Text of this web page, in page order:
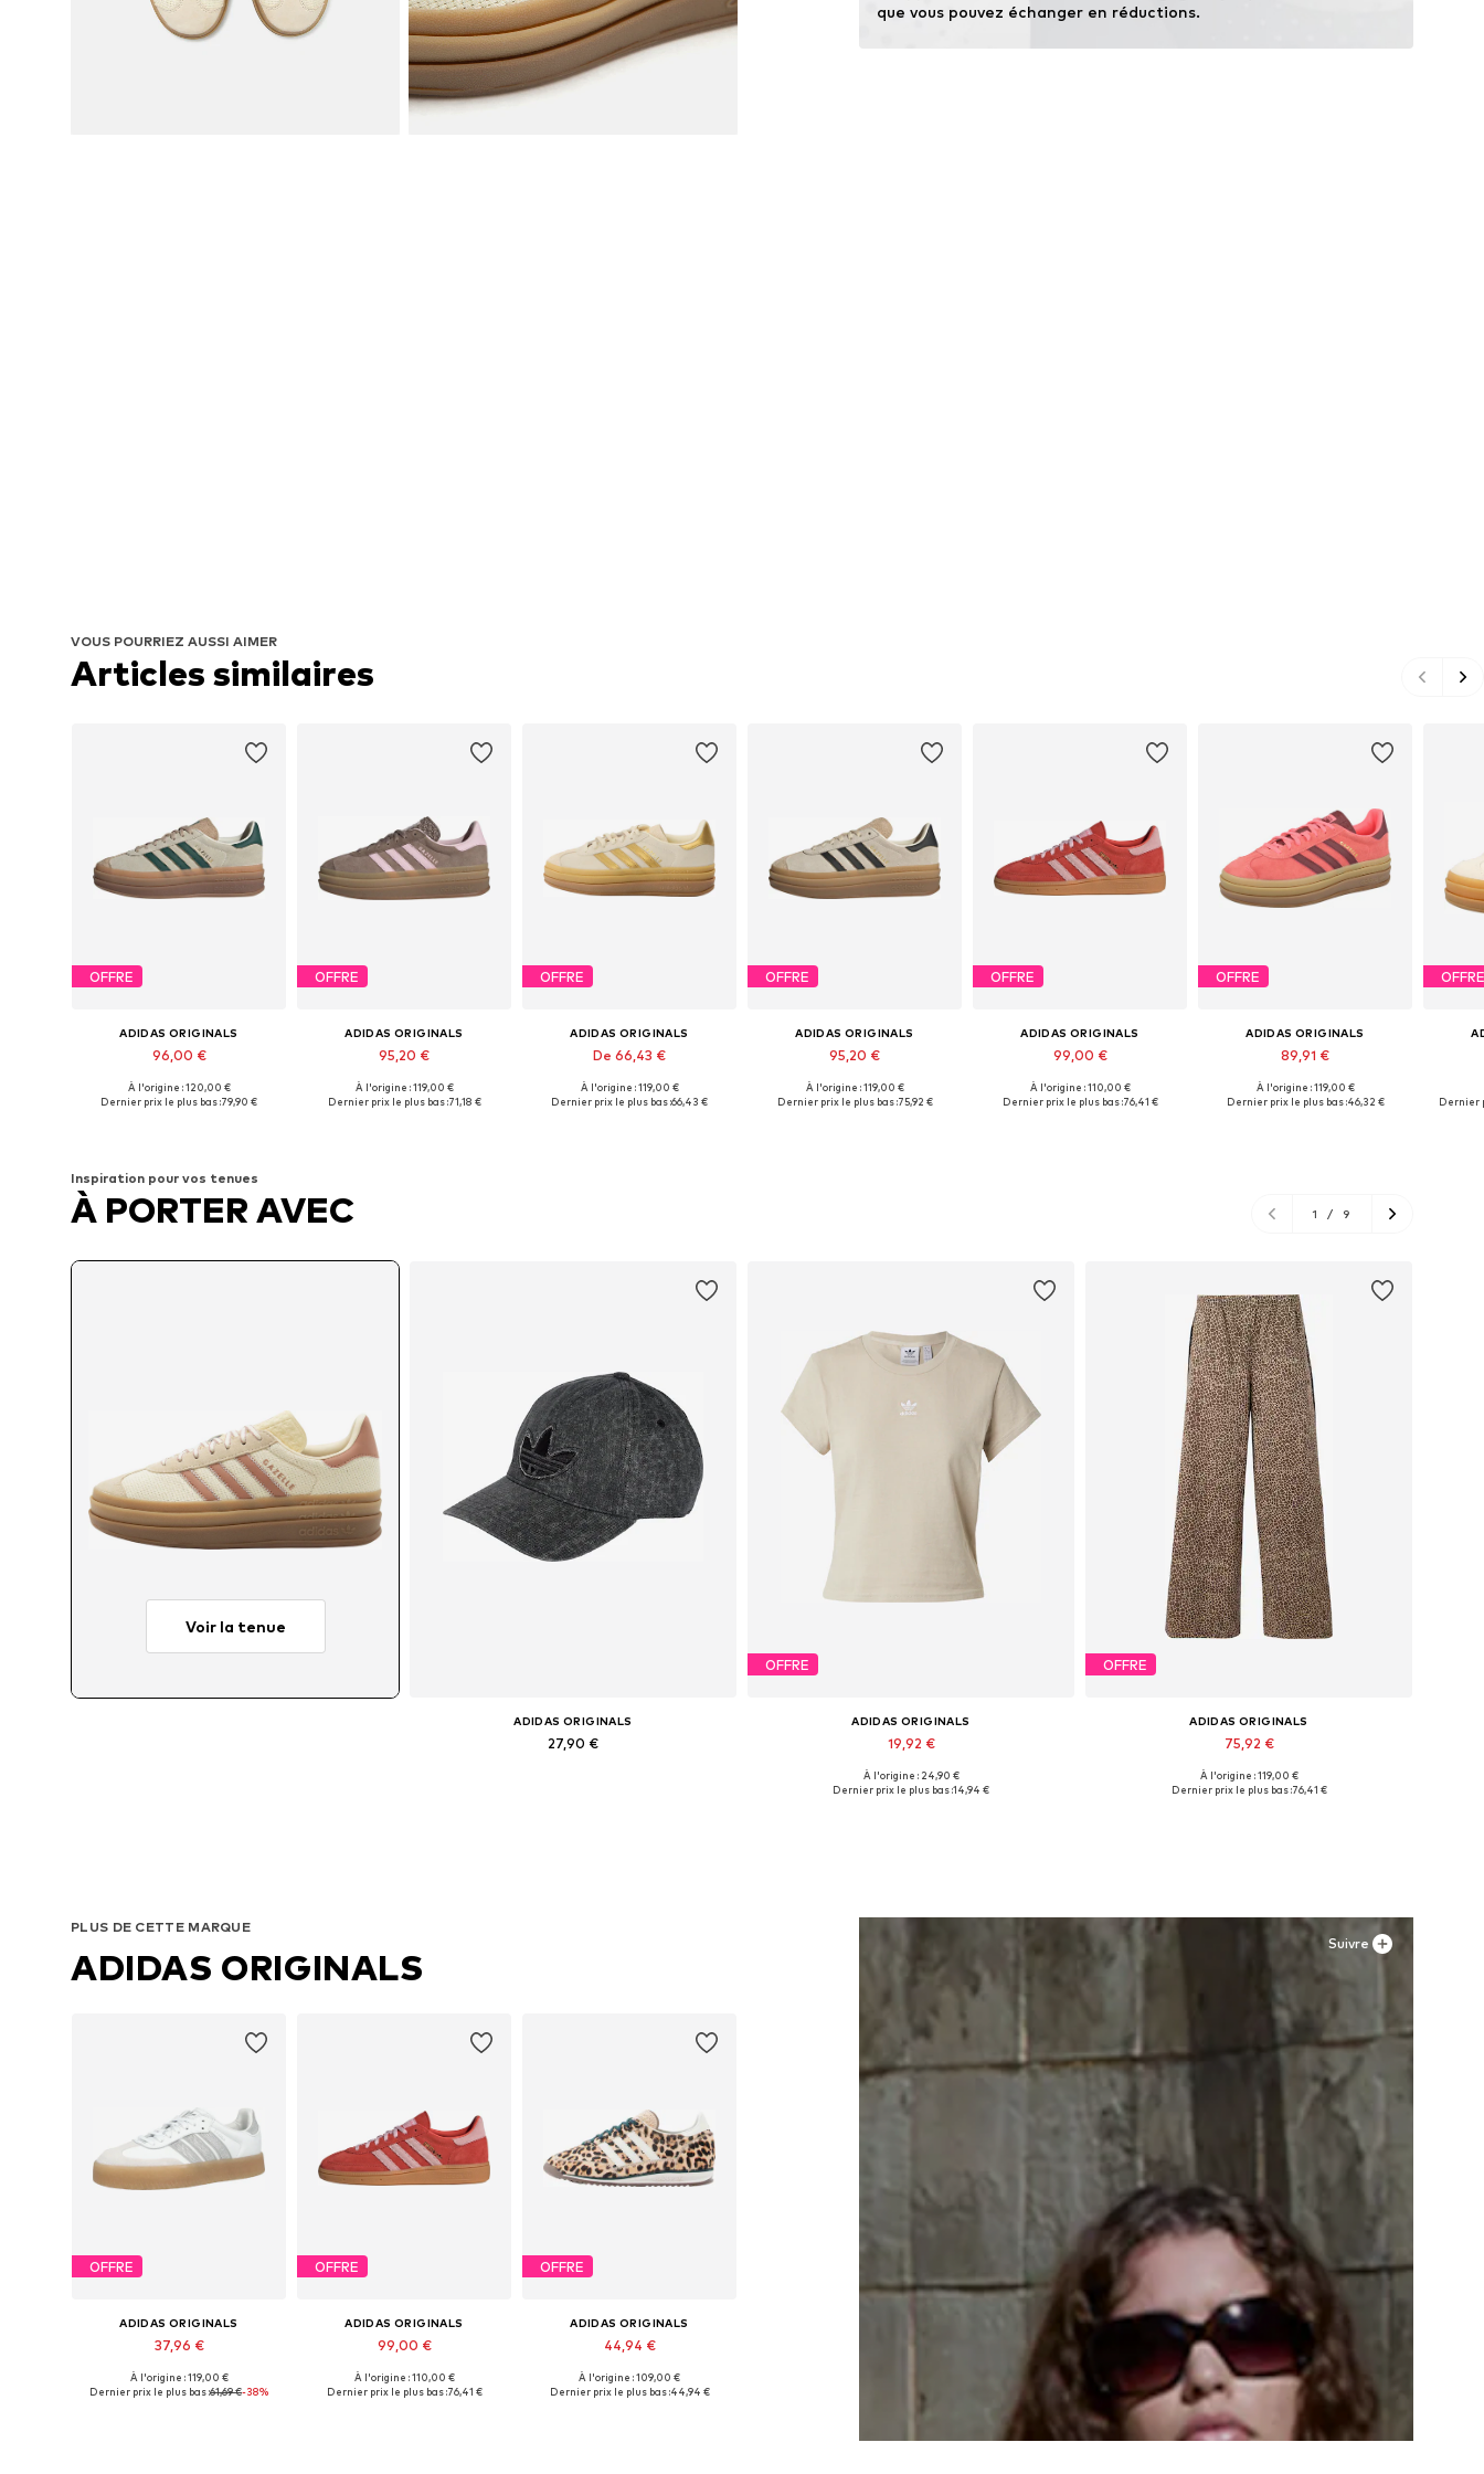
que vous pouvez échanger en réductions.
VOUS POURRIEZ AUSSI AIMER
Articles similaires
OFFRE
ADIDAS ORIGINALS
96,00 €
Disponible en plusieurs tailles
À l'origine : 120,00 €
Dernier prix le plus bas :79,90 €
OFFRE
ADIDAS ORIGINALS
95,20 €
Disponible en plusieurs tailles
À l'origine : 119,00 €
Dernier prix le plus bas :71,18 €
OFFRE
ADIDAS ORIGINALS
De 66,43 €
Disponible en plusieurs tailles
À l'origine : 119,00 €
Dernier prix le plus bas :66,43 €
OFFRE
ADIDAS ORIGINALS
95,20 €
Disponible en plusieurs tailles
À l'origine : 119,00 €
Dernier prix le plus bas :75,92 €
OFFRE
ADIDAS ORIGINALS
99,00 €
Disponible en plusieurs tailles
À l'origine : 110,00 €
Dernier prix le plus bas :76,41 €
OFFRE
ADIDAS ORIGINALS
89,91 €
Disponible en plusieurs tailles
À l'origine : 119,00 €
Dernier prix le plus bas :46,32 €
OFFRE
Dernier
Inspiration pour vos tenues
À PORTER AVEC 1 / 9
Voir la tenue
ADIDAS ORIGINALS
27,90 €
OFFRE
ADIDAS ORIGINALS
19,92 €
Tailles disponibles: XS, S, L
À l'origine : 24,90 €
Dernier prix le plus bas :14,94 €
OFFRE
ADIDAS ORIGINALS
75,92 €
Tailles disponibles: 27-28, 29, 30-31, 32-33
À l'origine : 119,00 €
Dernier prix le plus bas :76,41 €
Suivre
PLUS DE CETTE MARQUE
ADIDAS ORIGINALS
OFFRE
ADIDAS ORIGINALS
37,96 €
Disponible en plusieurs tailles
À l'origine : 119,00 €
Dernier prix le plus bas :61,69 €-38%
OFFRE
ADIDAS ORIGINALS
99,00 €
Disponible en plusieurs tailles
À l'origine : 110,00 €
Dernier prix le plus bas :76,41 €
OFFRE
ADIDAS ORIGINALS
44,94 €
Disponible en plusieurs tailles
À l'origine : 109,00 €
Dernier prix le plus bas :44,94 €